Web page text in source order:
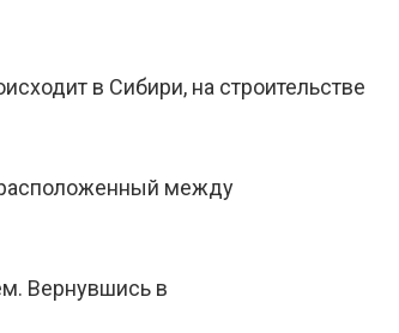
в Сибири, на строительстве
расположенный между
Вернувшись в